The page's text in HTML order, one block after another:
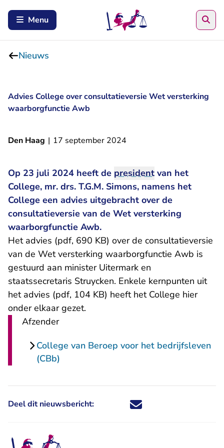
Menu
Nieuws
Advies College over consultatieversie Wet versterking
waarborgfunctie Awb
Den Haag | 17 september 2024
Op 23 juli 2024 heeft de president van het
College, mr. drs. T.G.M. Simons, namens het
College een advies uitgebracht over de
consultatieversie van de Wet versterking
waarborgfunctie Awb.
Het advies (pdf, 690 KB) over de consultatieversie
van de Wet versterking waarborgfunctie Awb is
gestuurd aan minister Uitermark en
staatssecretaris Struycken. Enkele kernpunten uit
het advies (pdf, 104 KB) heeft het College hier
onder elkaar gezet.
Afzender
College van Beroep voor het bedrijfsleven
(CBb)
Deel dit nieuwsbericht: Deel dit nieuwsbericht via X -
Deel dit nieuwsbericht via
Deel dit nieuwsbericht
Deel dit